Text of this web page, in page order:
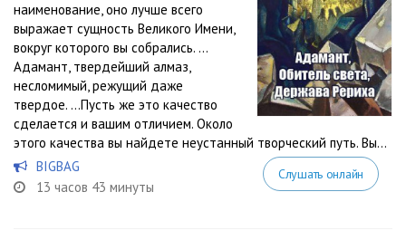
наименование, оно лучше всего
выражает сущность Великого Имени,
вокруг которого вы собрались. …
Адамант, твердейший алмаз,
несломимый, режущий даже
твердое. …Пусть же это качество
сделается и вашим отличием. Около
этого качества вы найдете неустанный творческий путь. Вы...
BIGBAG
13 часов 43 минуты
Слушать онлайн